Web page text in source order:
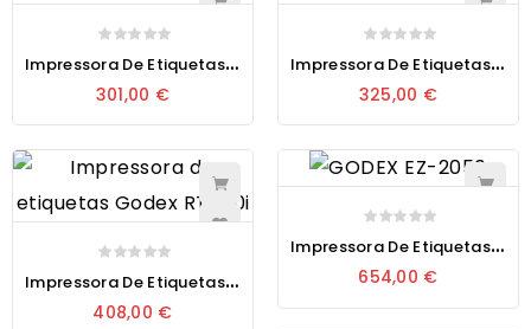
I
Mpressora De Etiquetas Térmica Godex G500
301,00 €
I
Mpressora De Etiquetas Térmica Godex RT700
325,00 €
I
Mpressora De Etiquetas Térmica Godex RT700i Pro
408,00 €
I
Mpressora De Etiquetas Térmica Godex Zx420i Pro
654,00 €